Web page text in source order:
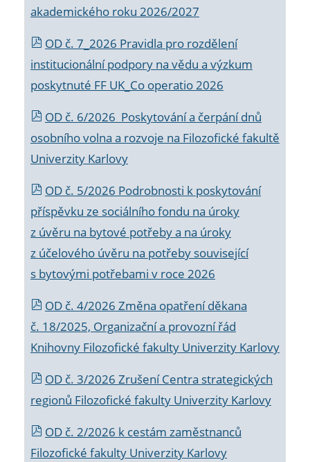
akademického roku 2026/2027
OD č. 7_2026 Pravidla pro rozdělení
institucionální podpory na vědu a výzkum
poskytnuté FF UK_Co operatio 2026
OD č. 6/2026 Poskytování a čerpání dnů
osobního volna a rozvoje na Filozofické fakultě
Univerzity Karlovy
OD č. 5/2026 Podrobnosti k poskytování
příspěvku ze sociálního fondu na úroky
z úvěru na bytové potřeby a na úroky
z účelového úvěru na potřeby související
s bytovými potřebami v roce 2026
OD č. 4/2026 Změna opatření děkana
č. 18/2025, Organizační a provozní řád
Knihovny Filozofické fakulty Univerzity Karlovy
OD č. 3/2026 Zrušení Centra strategických
regionů Filozofické fakulty Univerzity Karlovy
OD č. 2/2026 k cestám zaměstnanců
Filozofické fakulty Univerzity Karlovy